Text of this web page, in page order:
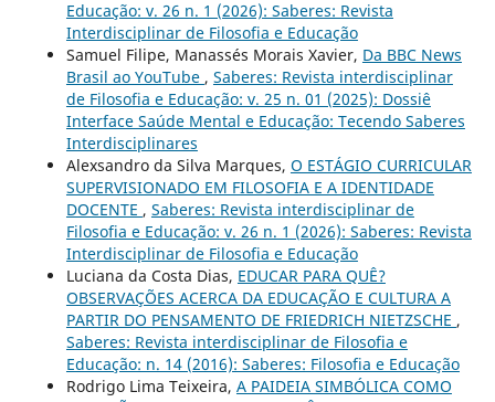
Educação: v. 26 n. 1 (2026): Saberes: Revista
Interdisciplinar de Filosofia e Educação
Samuel Filipe, Manassés Morais Xavier, Da BBC News
Brasil ao YouTube , Saberes: Revista interdisciplinar
de Filosofia e Educação: v. 25 n. 01 (2025): Dossiê
Interface Saúde Mental e Educação: Tecendo Saberes
Interdisciplinares
Alexsandro da Silva Marques, O ESTÁGIO CURRICULAR
SUPERVISIONADO EM FILOSOFIA E A IDENTIDADE
DOCENTE , Saberes: Revista interdisciplinar de
Filosofia e Educação: v. 26 n. 1 (2026): Saberes: Revista
Interdisciplinar de Filosofia e Educação
Luciana da Costa Dias, EDUCAR PARA QUÊ?
OBSERVAÇÕES ACERCA DA EDUCAÇÃO E CULTURA A
PARTIR DO PENSAMENTO DE FRIEDRICH NIETZSCHE ,
Saberes: Revista interdisciplinar de Filosofia e
Educação: n. 14 (2016): Saberes: Filosofia e Educação
Rodrigo Lima Teixeira, A PAIDEIA SIMBÓLICA COMO